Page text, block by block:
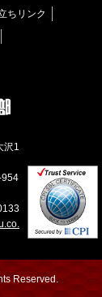
ちリンク
沢1
954
Reserved.